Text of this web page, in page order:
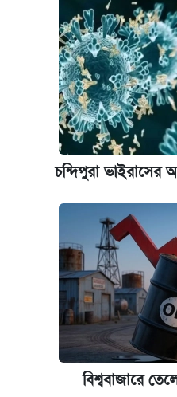
ঢাবির সূর্যসেন হলে
আটক
দেশের বাজারে ফের
‘গুলশানের চামেলি’ তে
ভাতা-উপবৃত্তির আবেদন
আজ শুক্রবার রাজধানীর
কবে শুরু হচ্ছে ঢাবির
নবম পে স্কেল বাস্তবায়ন
চন্দিপুরা
বিশ্ববাজারে